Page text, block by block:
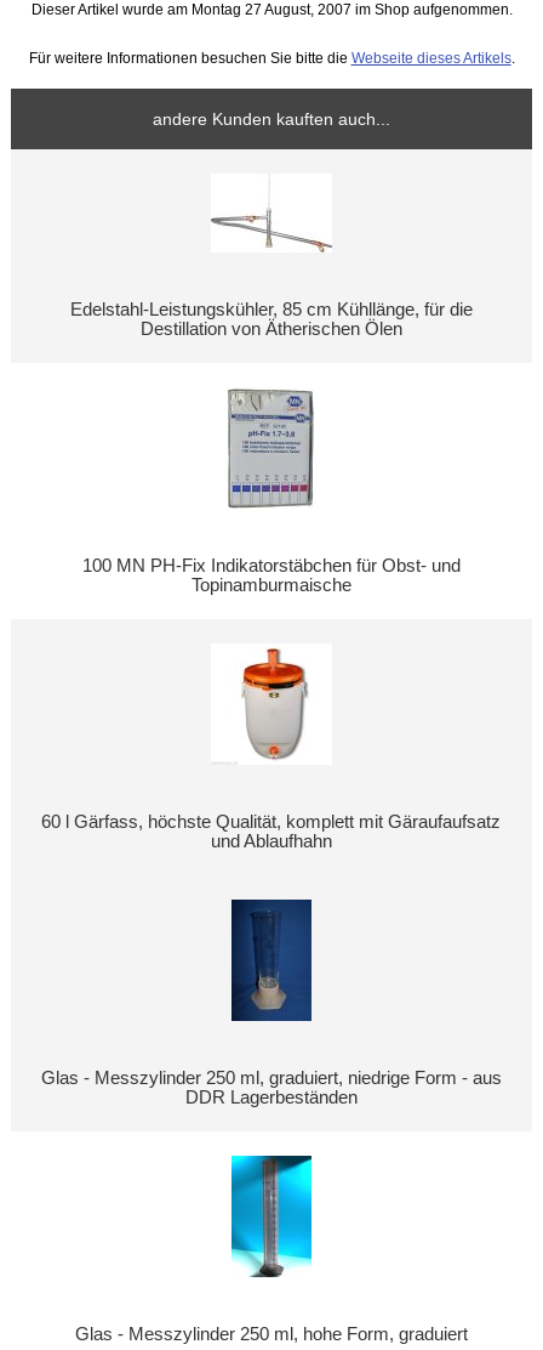
Dieser Artikel wurde am Montag 27 August, 2007 im Shop aufgenommen.
Für weitere Informationen besuchen Sie bitte die Webseite dieses Artikels.
andere Kunden kauften auch...
Edelstahl-Leistungskühler, 85 cm Kühllänge, für die
Destillation von Ätherischen Ölen
100 MN PH-Fix Indikatorstäbchen für Obst- und
Topinamburmaische
60 l Gärfass, höchste Qualität, komplett mit Gäraufaufsatz
und Ablaufhahn
Glas - Messzylinder 250 ml, graduiert, niedrige Form - aus
DDR Lagerbeständen
Glas - Messzylinder 250 ml, hohe Form, graduiert